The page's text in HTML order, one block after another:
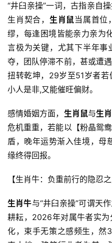
“井臼亲操”一词，古指亲自
生肖契合， 生肖鼠当属首位
缪，每逢困境皆能亲力亲为
言极为关键，尤其下半年事
夺，团队停滞不前，甚或遭
扭转乾坤，29岁至51岁者
小人是非,又能催旺偏财。
感情婚姻方面， 生肖鼠与生
危机重重，若能以【粉晶鸳
盾，晚年运势渐入佳境，母
缘终得回报。
【生肖牛：负重前行的隐忍之
生肖牛与“井臼亲操”可谓天
耕耘，2026年对属牛者实
化，束手无策之感频生，然